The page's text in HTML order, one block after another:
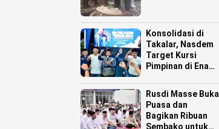
Konsolidasi di
Takalar, Nasdem
Target Kursi
Pimpinan di Enam
Rusdi Masse Buka
Puasa dan
Bagikan Ribuan
Sembako untuk